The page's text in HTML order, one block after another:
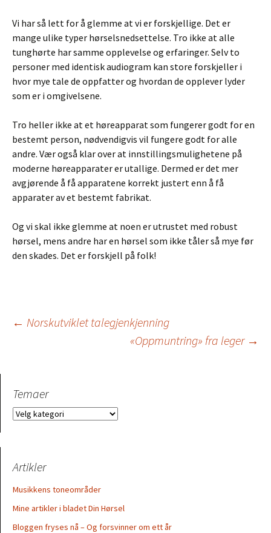
Vi har så lett for å glemme at vi er forskjellige. Det er
mange ulike typer hørselsnedsettelse. Tro ikke at alle
tunghørte har samme opplevelse og erfaringer. Selv to
personer med identisk audiogram kan store forskjeller i
hvor mye tale de oppfatter og hvordan de opplever lyder
som er i omgivelsene.
Tro heller ikke at et høreapparat som fungerer godt for en
bestemt person, nødvendigvis vil fungere godt for alle
andre. Vær også klar over at innstillingsmulighetene på
moderne høreapparater er utallige. Dermed er det mer
avgjørende å få apparatene korrekt justert enn å få
apparater av et bestemt fabrikat.
Og vi skal ikke glemme at noen er utrustet med robust
hørsel, mens andre har en hørsel som ikke tåler så mye før
den skades. Det er forskjell på folk!
Innleggsnavigasjon
← Norskutviklet talegjenkjenning
«Oppmuntring» fra leger →
Temaer
Temaer
Artikler
Musikkens toneområder
Mine artikler i bladet Din Hørsel
Bloggen fryses nå – Og forsvinner om ett år